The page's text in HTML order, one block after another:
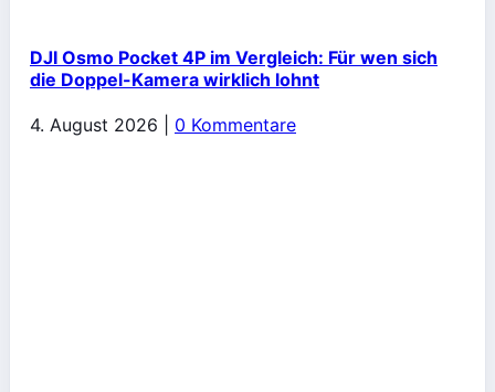
DJI Osmo Pocket 4P im Vergleich: Für wen sich
die Doppel-Kamera wirklich lohnt
4. August 2026 0 Kommentare